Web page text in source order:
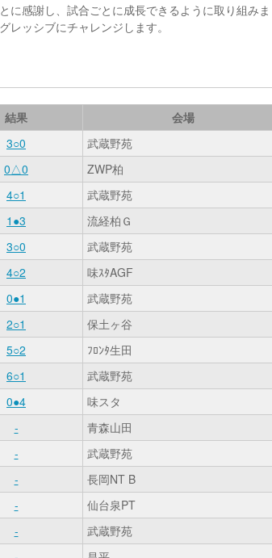
に感謝し、試合ごとに成長できるように取り組みま
ッシブにチャレンジします。
結果
会場
3○0
武蔵野苑
0△0
ZWP柏
4○1
武蔵野苑
1●3
流経柏Ｇ
3○0
武蔵野苑
4○2
味ｽﾀAGF
0●1
武蔵野苑
2○1
保土ヶ谷
5○2
ﾌﾛﾝﾀ生田
6○1
武蔵野苑
0●4
味スタ
-
青森山田
-
武蔵野苑
-
長岡NT B
-
仙台泉PT
-
武蔵野苑